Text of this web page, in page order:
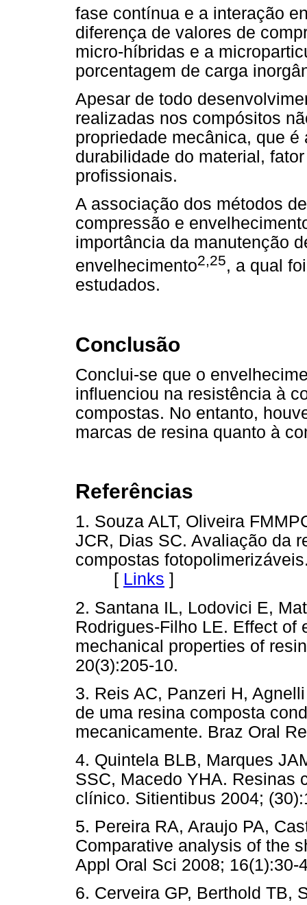
fase contínua e a interação
diferença de valores de
micro-híbridas e a
porcentagem de carga
Apesar de todo
realizadas nos compósitos
propriedade mecânica, que
durabilidade do material,
profissionais.
A associação dos métodos
compressão e
importância da manutenção
envelhecimento2,25, a qual
estudados.
Conclusão
Conclui-se que o
influenciou na resistência à
compostas. No entanto,
marcas de resina quanto à
Referências
1. Souza ALT, Oliveira
JCR, Dias SC. Avaliação da
compostas
[ Links ]
2. Santana IL, Lodovici E,
Rodrigues-Filho LE. Effect of
mechanical properties of
20(3):205-10.
3. Reis AC, Panzeri H,
de uma resina composta
mecanicamente. Braz Oral
4. Quintela BLB, Marques
SSC, Macedo YHA. Resinas
clínico. Sitientibus 2004;
5. Pereira RA, Araujo PA,
Comparative analysis of the
Appl Oral Sci 2008; 16(1):30-
6. Cerveira GP, Berthold TB,